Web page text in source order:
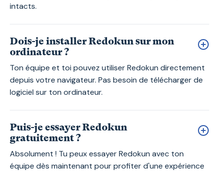
intacts.
Dois-je installer Redokun sur mon
ordinateur ?
Ton équipe et toi pouvez utiliser Redokun directement
depuis votre navigateur. Pas besoin de télécharger de
logiciel sur ton ordinateur.
Puis-je essayer Redokun
gratuitement ?
Absolument ! Tu peux essayer Redokun avec ton
équipe dès maintenant pour profiter d'une expérience